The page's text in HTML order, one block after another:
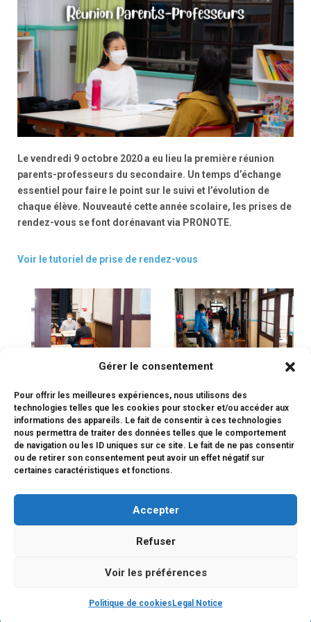
Gérer le consentement
Pour offrir les meilleures expériences, nous utilisons des
technologies telles que les cookies pour stocker et/ou accéder aux
informations des appareils. Le fait de consentir à ces technologies
nous permettra de traiter des données telles que le comportement
de navigation ou les ID uniques sur ce site. Le fait de ne pas consentir
ou de retirer son consentement peut avoir un effet négatif sur
certaines caractéristiques et fonctions.
Accepter
Refuser
Voir les préférences
Politique de cookies Legal Notice
Le vendredi 9 octobre 2020 a eu lieu la première réunion
parents-professeurs du secondaire. Un temps d’échange
essentiel pour faire le point sur le suivi et l’évolution de
chaque élève. Nouveauté cette année scolaire, les prises de
rendez-vous se font dorénavant via PRONOTE.
Voir le tutoriel de prise de rendez-vous
Copyright © 2026 LFI KYOTO